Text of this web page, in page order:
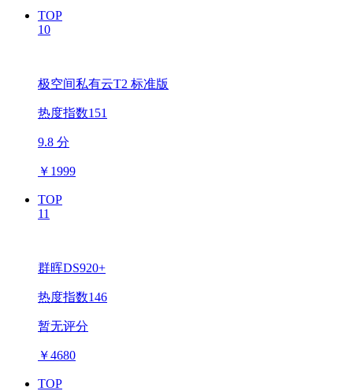
TOP
10
极空间私有云T2 标准版
热度指数151
9.8 分
￥ 1999
TOP
11
群晖DS920+
热度指数146
暂无评分
￥4680
TOP